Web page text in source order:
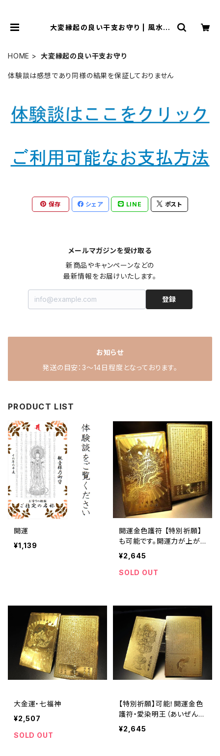
大変縁起の良い干支お守り | 風水よ
HOME
大変縁起の良い干支お守り
体験談は感想であり同様の結果を保証しておりません
保存 シェア LINE ポスト
メールマガジンを受け取る
新商品やキャンペーンなどの
最新情報をお届けいたします。
登録
お知らせ
発送の目安：3～14日程度となっております。
PRODUCT LIST
開運
¥1,139
開運金色護符 【特別祈願】
も可能です。開運力が上が
ります。
¥2,645
SOLD OUT
大金運・七福神
¥2,507
SOLD OUT
【特別祈願】可能！開運金色
護符・愛染明王（あいぜんみ
ょうおう）直江兼続が崇拝す
る守護神_開運祈願済み_w
¥2,645